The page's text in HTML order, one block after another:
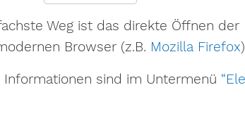
Weg ist das direkte Öffnen
Browser (z.B. Mozilla Firefox
Informationen sind im Untermenü